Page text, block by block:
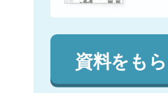
資料をも